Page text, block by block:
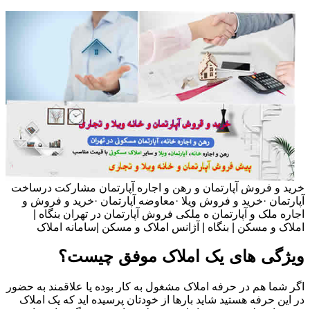
خرید و فروش آپارتمان و رهن و اجاره آپارتمان مشارکت درساخت
آپارتمان ·خرید و فروش ویلا ·معاوضه آپارتمان ·خرید و فروش و
اجاره ملک و آپارتمان ه ملکی فروش آپارتمان در تهران بنگاه |
املاک و مسکن | بنگاه | آژانس املاک و مسکن |سامانه املاک
ویژگی های یک املاک موفق چیست؟
اگر شما هم در حرفه املاک مشغول به کار بوده یا علاقمند به حضور
در این حرفه هستید شاید بارها از خودتان پرسیده اید که یک املاک